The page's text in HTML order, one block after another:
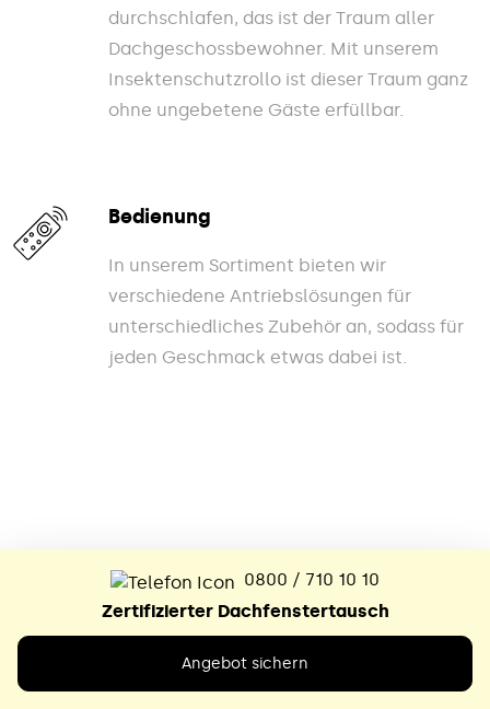
durchschlafen, das ist der Traum aller
Dachgeschossbewohner. Mit unserem
Insektenschutzrollo ist dieser Traum ganz
ohne ungebetene Gäste erfüllbar.
Bedienung
In unserem Sortiment bieten wir
verschiedene Antriebslösungen für
unterschiedliches Zubehör an, sodass für
jeden Geschmack etwas dabei ist.
KUNDENREZENSIONEN
Das sagen hunderte
0800 / 710 10 10
Zertifizierter Dachfenstertausch
Angebot sichern